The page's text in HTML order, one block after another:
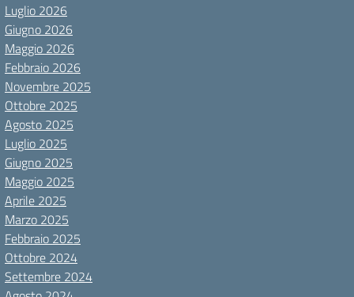
Luglio 2026
Giugno 2026
Maggio 2026
Febbraio 2026
Novembre 2025
Ottobre 2025
Agosto 2025
Luglio 2025
Giugno 2025
Maggio 2025
Aprile 2025
Marzo 2025
Febbraio 2025
Ottobre 2024
Settembre 2024